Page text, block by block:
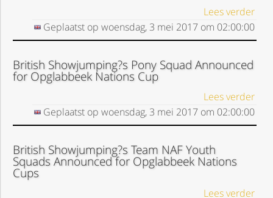
Lees verder
Geplaatst op woensdag, 3 mei 2017 om 02:00:00
British Showjumping?s Pony Squad Announced
for Opglabbeek Nations Cup
Lees verder
Geplaatst op woensdag, 3 mei 2017 om 02:00:00
British Showjumping?s Team NAF Youth
Squads Announced for Opglabbeek Nations
Cups
Lees verder